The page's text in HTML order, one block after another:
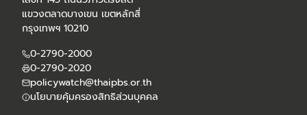
แขวงตลาดบางเขน เขตหลักสี่
กรุงเทพฯ 10210
0-2790-2000
0-2790-2020
policywatch@thaipbs.or.th
นโยบายคุ้มครองสิทธิส่วนบุคคล